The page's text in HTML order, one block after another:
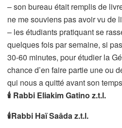
– son bureau était remplis de
ne me souviens pas avoir vu de
– les étudiants pratiquant se
quelques fois par semaine, si
30-60 minutes, pour étudier la
chance d’en faire partie une ou
qui nous a quitté avant son
🕯 Rabbi Eliakim Gatino z.t.l.
🕯Rabbi Haï Saâda z.t.l.